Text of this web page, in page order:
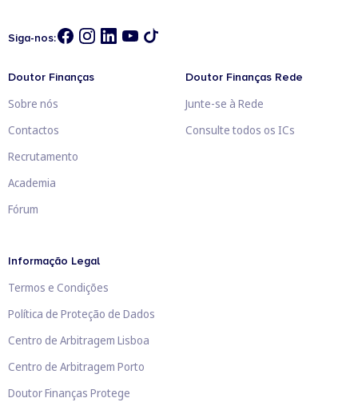
Siga-nos:
Doutor Finanças
Sobre nós
Contactos
Recrutamento
Academia
Fórum
Doutor Finanças Rede
Junte-se à Rede
Consulte todos os ICs
Informação Legal
Termos e Condições
Política de Proteção de Dados
Centro de Arbitragem Lisboa
Centro de Arbitragem Porto
Doutor Finanças Protege